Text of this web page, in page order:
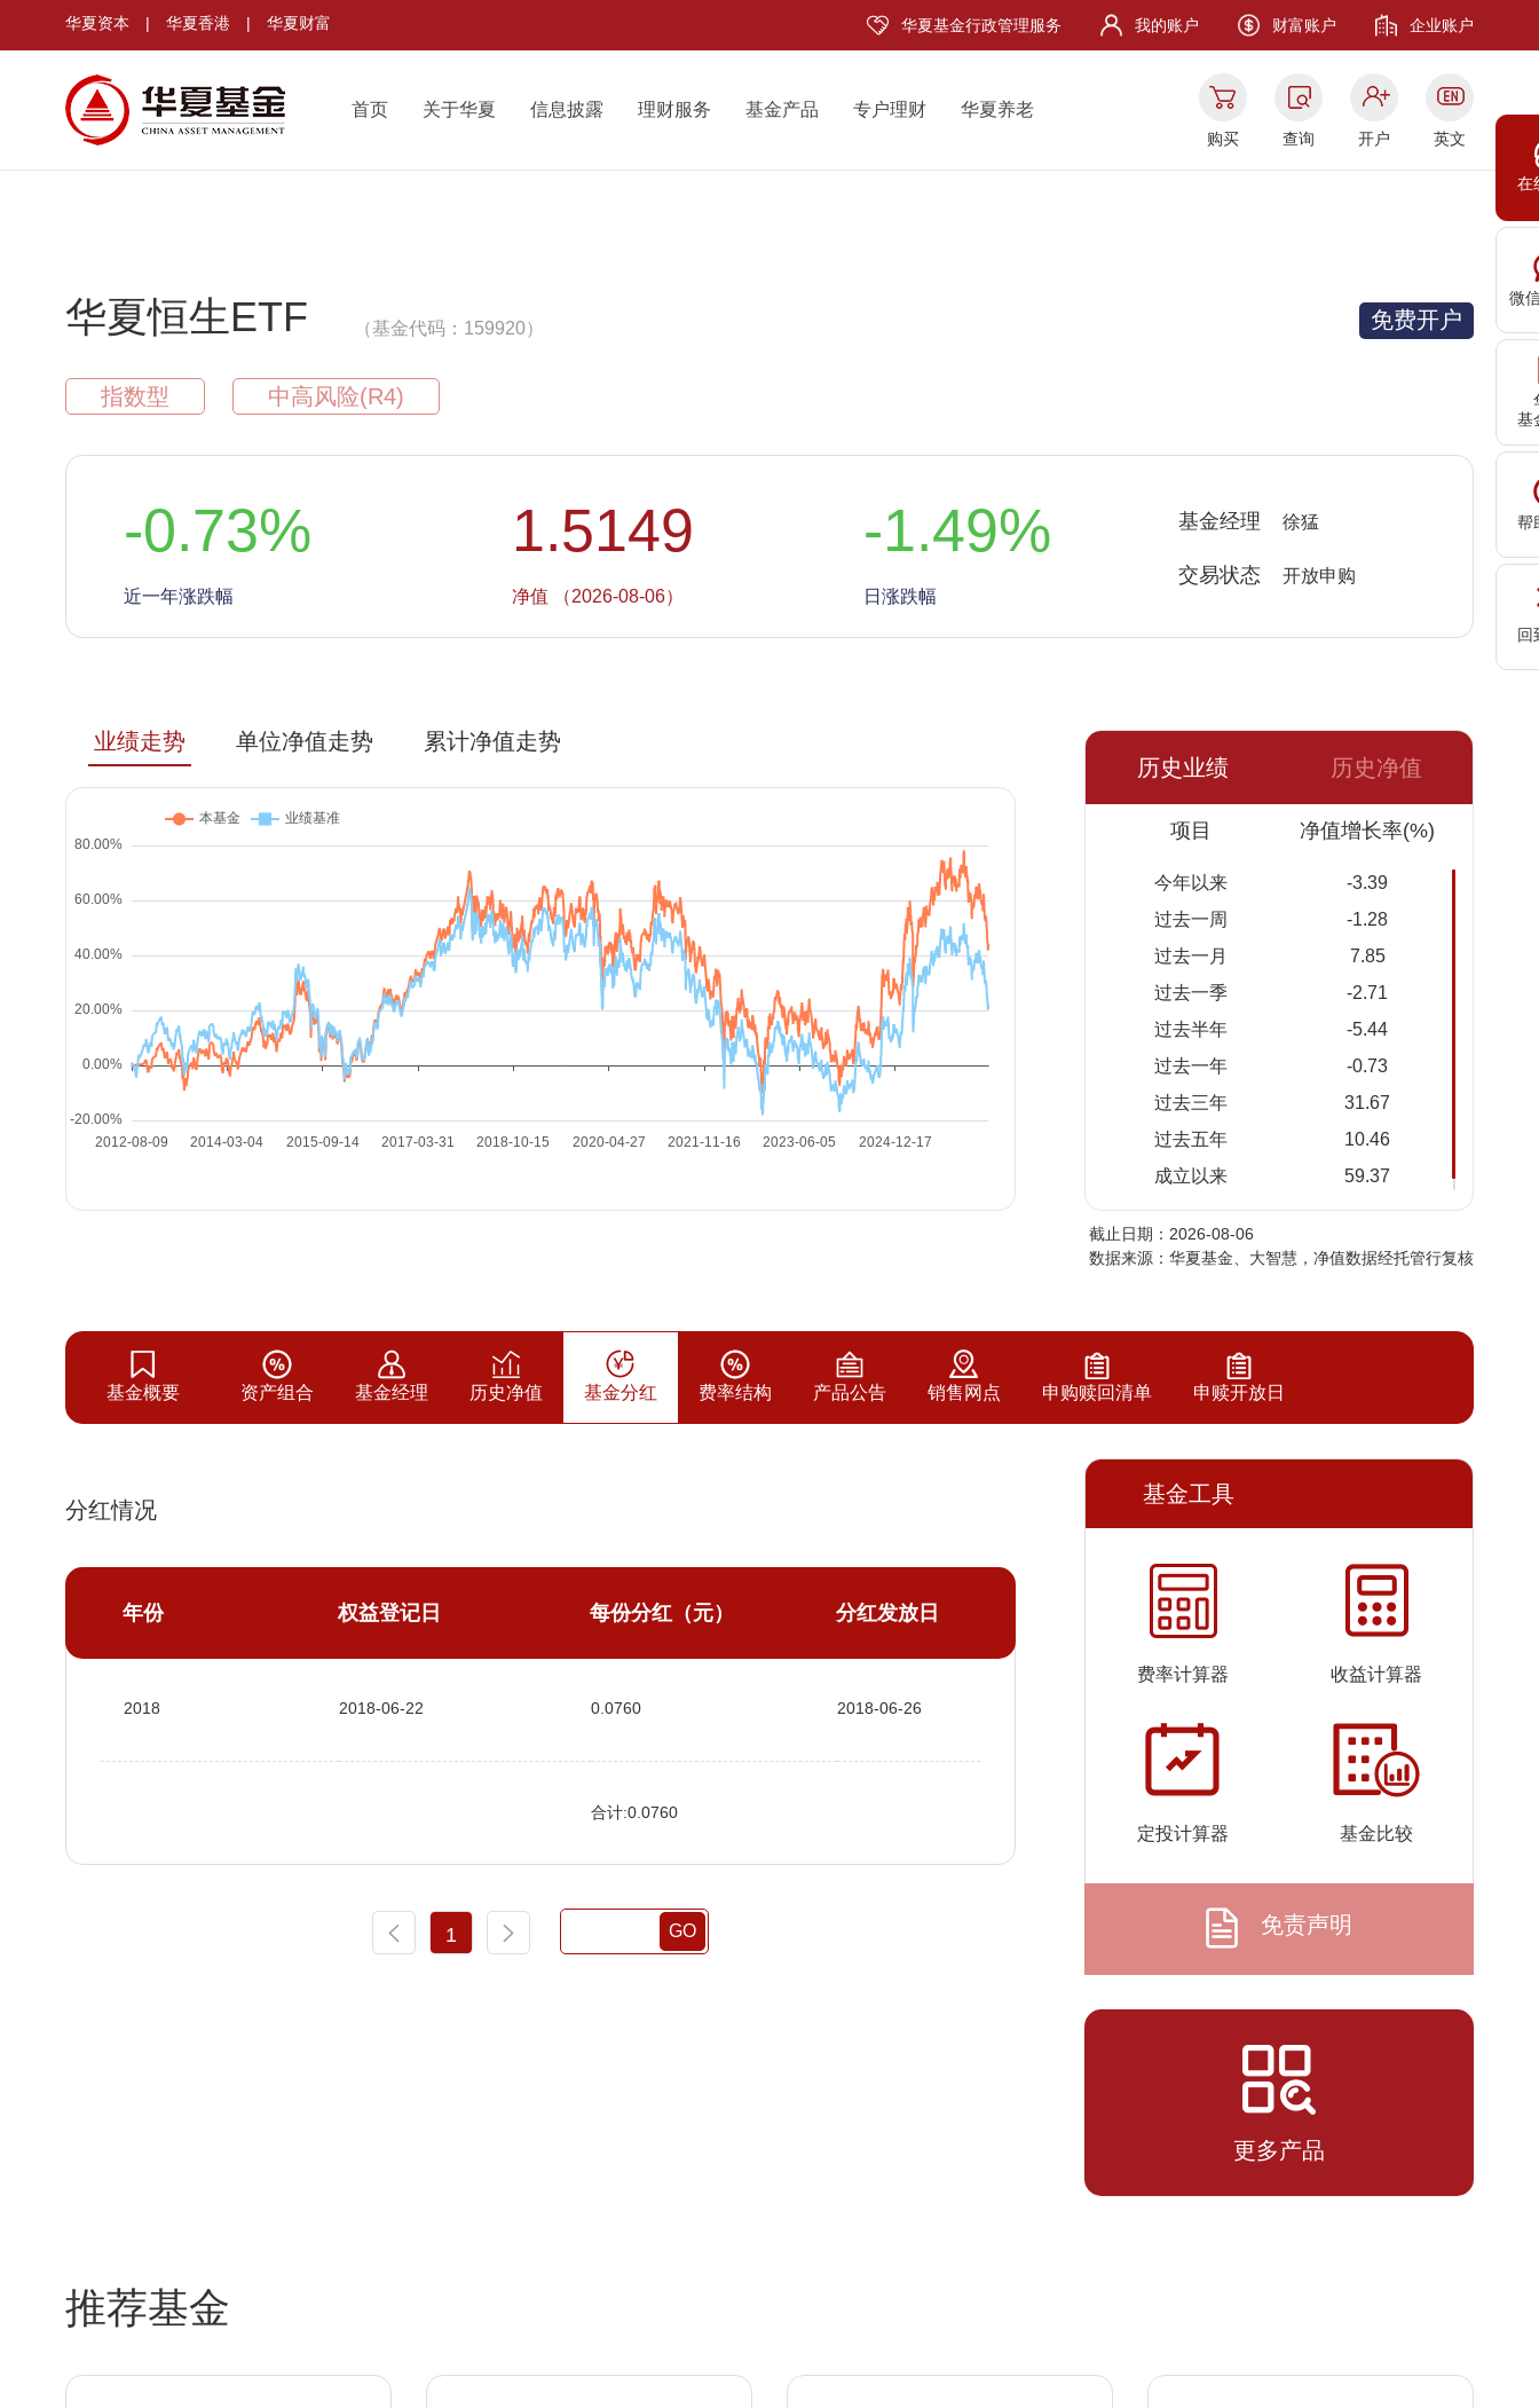
在
微
基
帮
回
华夏资本 | 华夏香港 | 华夏财富 华夏基金行政管理服务 我的账户 财富账户 企业账户
首页 关于华夏 信息披露 理财服务 基金产品 专户理财 华夏养老
购买 查询 开户 英文
华夏恒生ETF （基金代码：159920）
指数型 中高风险(R4)
免费开户
-0.73%
近一年涨跌幅
1.5149
净值 （2026-08-06）
-1.49%
日涨跌幅
基金经理 徐猛
交易状态 开放申购
业绩走势 单位净值走势
累计净值走势
历史业绩
历史净值
项目 净值增长率(%)
今年以来
-3.39
过去一周
-1.28
过去一月
7.85
过去一季
-2.71
过去半年
-5.44
过去一年
-0.73
过去三年
31.67
过去五年
10.46
成立以来
59.37
净值
累计净
2026-
1.5149
08-05
2026-
08-04
1.5345
2026-
08-03
1.5436
2026-
1.5359
2026-
07-30
1.5346 1.6106
07-28
1.5029 1.5789
2026-
07-27
1.4963 1.5723
2026-
1.4824
07-23
2026-
1.4782
2026-
1.4923
1.4936
07-17
1.4658 1.5418
1.5149
截止日期：2026-08-06
数据来源：华夏基金、大智慧，净值数据经托管行复核
基金概要 资产组合 基金经理 历史净值 基金分红 费率结构 产品公告 销售网点 申购赎回清单 申赎开放日
基金工具
费率计算器 收益计算器
定投计算器 基金比较
免责声明
更多产品
推荐基金